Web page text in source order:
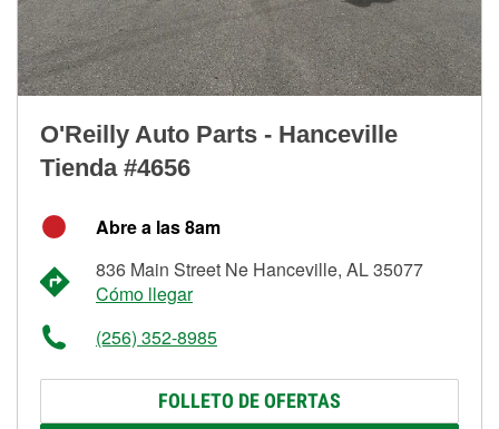
O'Reilly Auto Parts - Hanceville
Tienda #4656
Abre a las 8am
836 Main Street Ne Hanceville, AL 35077
Cómo llegar
(256) 352-8985
FOLLETO DE OFERTAS